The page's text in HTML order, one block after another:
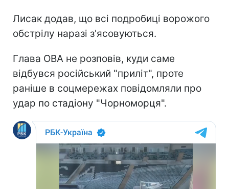
Лисак додав, що всі подробиці ворожого
обстрілу наразі з'ясовуються.
Глава ОВА не розповів, куди саме
відбувся російський "приліт", проте
раніше в соцмережах повідомляли про
удар по стадіону "Чорноморця".